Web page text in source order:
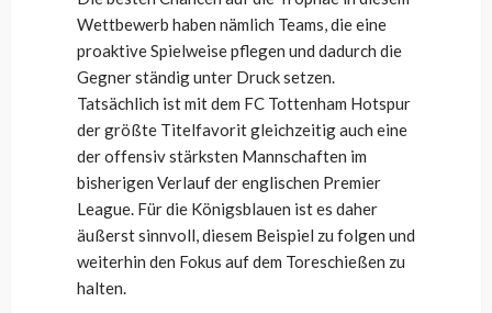
Wettbewerb haben nämlich Teams, die eine
proaktive Spielweise pflegen und dadurch die
Gegner ständig unter Druck setzen.
Tatsächlich ist mit dem FC Tottenham Hotspur
der größte Titelfavorit gleichzeitig auch eine
der offensiv stärksten Mannschaften im
bisherigen Verlauf der englischen Premier
League. Für die Königsblauen ist es daher
äußerst sinnvoll, diesem Beispiel zu folgen und
weiterhin den Fokus auf dem Toreschießen zu
halten.